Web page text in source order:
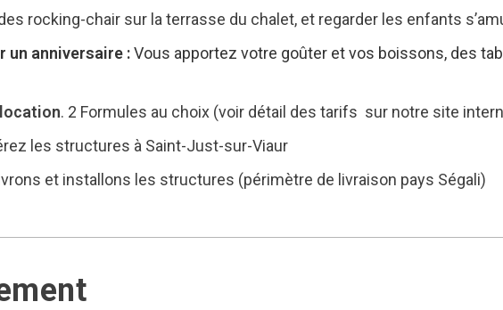
rocking-chair sur la terrasse du chalet, et regarder les enfants
un anniversaire :Vous apportez votre goûter et vos boissons, des
. 2 Formules au choix (voir détail des tarifs sur notre site
les structures à Saint-Just-sur-Viaur
et installons les structures (périmètre de livraison pays Ségali)